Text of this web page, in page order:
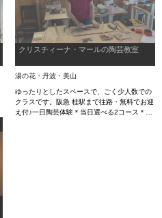
クリスチィーナ・マールの陶芸教室
湯の花・丹波・美山
ゆったりとしたスペースで、ごく少人数での
クラスです。阪急 桂駅まで往路・無料でお迎
え付♪一日陶芸体験＊当日選べる2コース＊手